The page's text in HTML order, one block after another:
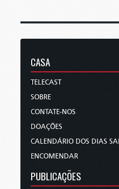
CASA
TELECAST
SOBRE
CONTATE-NOS
DOAÇÕES
CALENDÁRIO DOS DIAS
ENCOMENDAR
PUBLICAÇÕES